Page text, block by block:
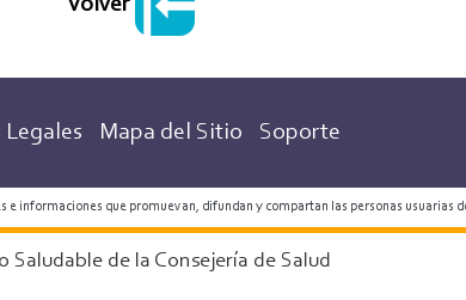
Volver
Mapa del Sitio Soporte
informaciones que promuevan, difundan y compartan las personas usuarias
Saludable de la Consejería de Salud